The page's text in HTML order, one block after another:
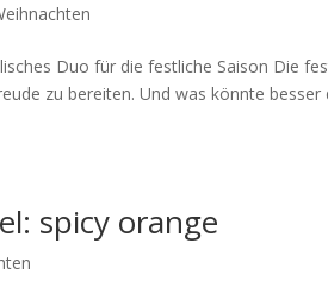
Duo für die festliche Saison Die
zu bereiten. Und was könnte besser
spicy orange